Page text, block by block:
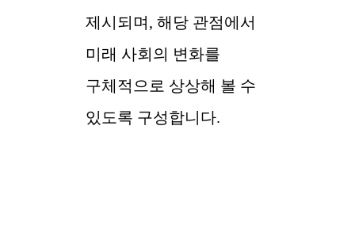
제시되며, 해당 관점에서
미래 사회의 변화를
구체적으로 상상해 볼 수
있도록 구성합니다.